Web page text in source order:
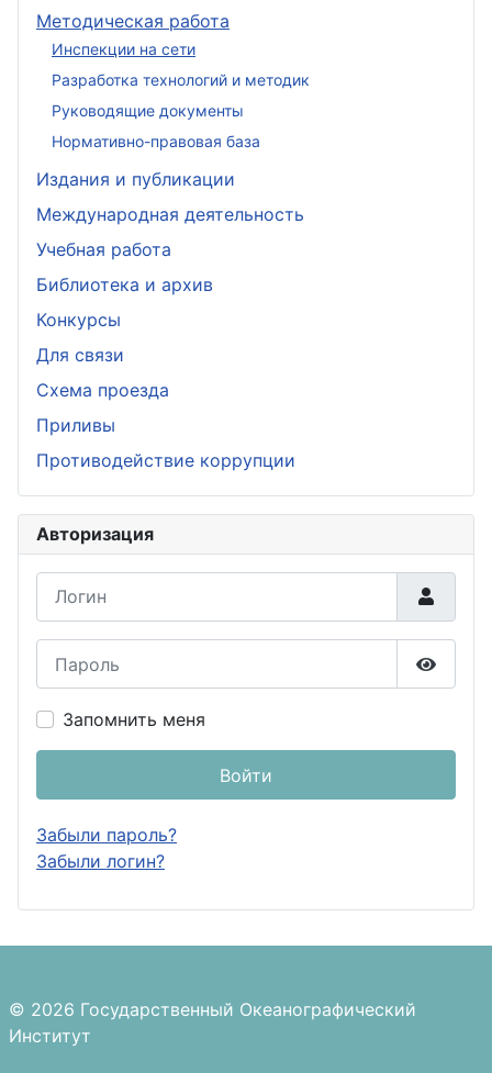
Методическая работа
Инспекции на сети
Разработка технологий и методик
Руководящие документы
Нормативно-правовая база
Издания и публикации
Международная деятельность
Учебная работа
Библиотека и архив
Конкурсы
Для связи
Схема проезда
Приливы
Противодействие коррупции
Авторизация
Запомнить меня
Войти
Забыли пароль?
Забыли логин?
© 2026 Государственный Океанографический
Институт